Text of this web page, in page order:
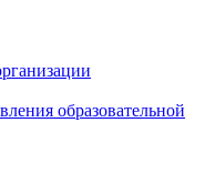
образовательной